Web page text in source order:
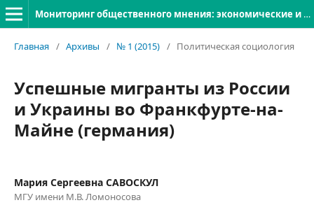
Мониторинг общественного мнения: экономические и социальные перемены
Главная / Архивы / № 1 (2015) / Политическая социология
Успешные мигранты из России
и Украины во Франкфурте-на-
Майне (германия)
Мария Сергеевна САВОСКУЛ
МГУ имени М.В. Ломоносова